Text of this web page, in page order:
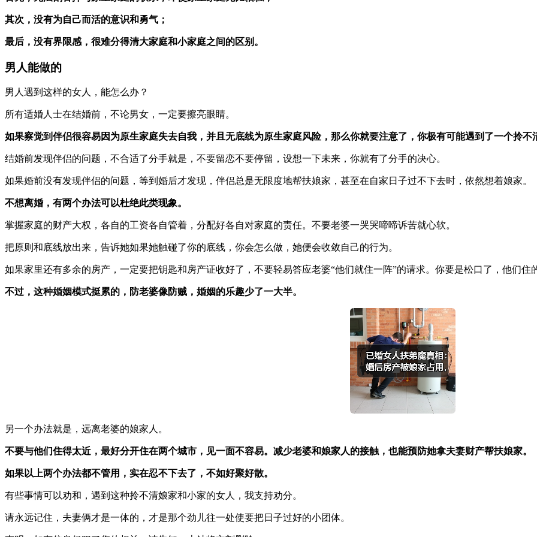
其次，没有为自己而活的意识和勇气；
最后，没有界限感，很难分得清大家庭和小家庭之间的区别。
男人能做的
男人遇到这样的女人，能怎么办？
所有适婚人士在结婚前，不论男女，一定要擦亮眼睛。
如果察觉到伴侣很容易因为原生家庭失去自我，并且无底线为原生家庭风险，那么你就要注意了，你极有可能遇到了一个拎不
结婚前发现伴侣的问题，不合适了分手就是，不要留恋不要停留，设想一下未来，你就有了分手的决心。
如果婚前没有发现伴侣的问题，等到婚后才发现，伴侣总是无限度地帮扶娘家，甚至在自家日子过不下去时，依然想着娘家。
不想离婚，有两个办法可以杜绝此类现象。
掌握家庭的财产大权，各自的工资各自管着，分配好各自对家庭的责任。不要老婆一哭哭啼啼诉苦就心软。
把原则和底线放出来，告诉她如果她触碰了你的底线，你会怎么做，她便会收敛自己的行为。
如果家里还有多余的房产，一定要把钥匙和房产证收好了，不要轻易答应老婆“他们就住一阵”的请求。你要是松口了，他们住
不过，这种婚姻模式挺累的，防老婆像防贼，婚姻的乐趣少了一大半。
另一个办法就是，远离老婆的娘家人。
不要与他们住得太近，最好分开住在两个城市，见一面不容易。减少老婆和娘家人的接触，也能预防她拿夫妻财产帮扶娘家。
如果以上两个办法都不管用，实在忍不下去了，不如好聚好散。
有些事情可以劝和，遇到这种拎不清娘家和小家的女人，我支持劝分。
请永远记住，夫妻俩才是一体的，才是那个劲儿往一处使要把日子过好的小团体。